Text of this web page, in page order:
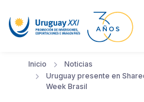
Inicio
Noticias
Uruguay presente en
Week Brasil